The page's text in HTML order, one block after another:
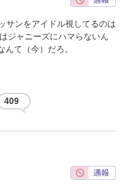
サンをアイドル視してるのは
ジャニーズにハマらないん
て（今）だろ。
409